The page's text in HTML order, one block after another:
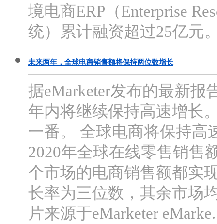
境电商ERP（Enterprise
统）累计融资超过25亿元
未来两年，全球电商销售额将保持两位数增长
据eMarketer发布的最新报
年内将继续保持高速增长
一番。 全球电商将保持高
2020年全球在线零售销售
个市场的电商销售额都实
长率为三位数，其余市场
片来源于eMarketer